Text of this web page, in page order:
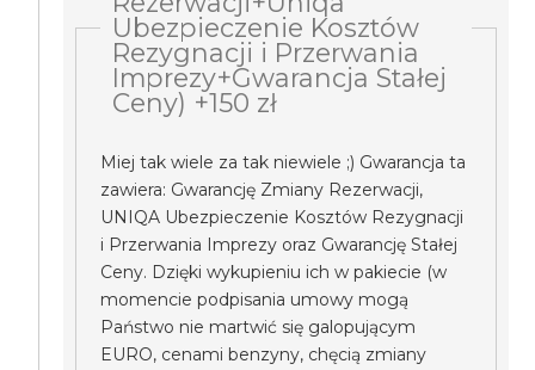
Ubezpieczenie Kosztów
Rezygnacji i Przerwania
Imprezy+Gwarancja Stałej
Ceny) +150 zł
Miej tak wiele za tak niewiele ;) Gwarancja ta
zawiera: Gwarancję Zmiany Rezerwacji,
UNIQA Ubezpieczenie Kosztów Rezygnacji
i Przerwania Imprezy oraz Gwarancję Stałej
Ceny. Dzięki wykupieniu ich w pakiecie (w
momencie podpisania umowy mogą
Państwo nie martwić się galopującym
EURO, cenami benzyny, chęcią zmiany